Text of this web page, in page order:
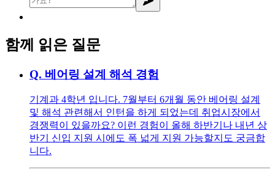
함께 읽은 질문
Q. 베어링 설계 해석 경험
기계과 4학년 입니다. 7월부터 6개월 동안 베어링 설계
및 해석 관련해서 인턴을 하게 되었는데 취업시장에서
경쟁력이 있을까요? 이런 경험이 올해 하반기나 내년 상
반기 신입 지원 시에도 폭 넓게 지원 가능할지도 궁금합
니다.